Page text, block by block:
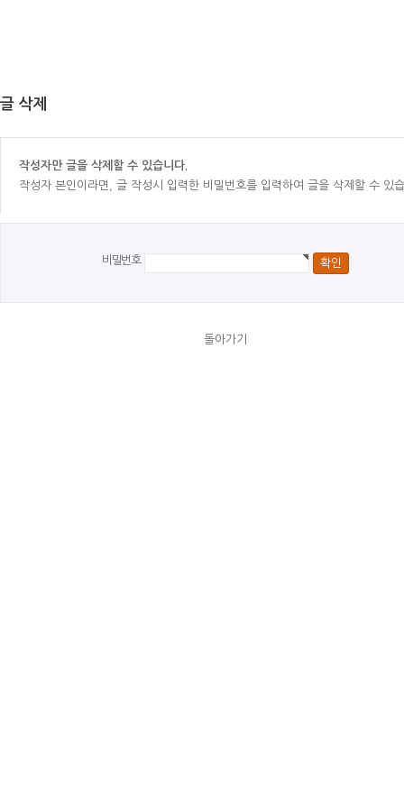
글 삭제
작성자만 글을 삭제할 수 있습니다.
작성자 본인이라면, 글 작성시 입력한 비밀번호를 입력하여 글을 삭제할 수 있
비밀번호
돌아가기